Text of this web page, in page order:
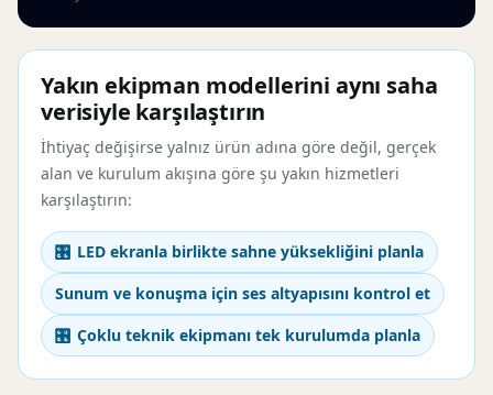
Yakın ekipman modellerini aynı saha
verisiyle karşılaştırın
İhtiyaç değişirse yalnız ürün adına göre değil, gerçek
alan ve kurulum akışına göre şu yakın hizmetleri
karşılaştırın:
LED ekranla birlikte sahne yüksekliğini planla
Sunum ve konuşma için ses altyapısını kontrol et
Çoklu teknik ekipmanı tek kurulumda planla